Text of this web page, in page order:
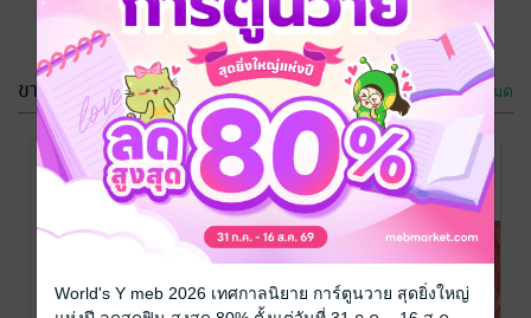
กรุณาเข้าสู่
ระบบก่อน
เมื่อนางร้าย
กลายเป็นสตรีโง่
งม
Lynn㋡
นิยายรักจีนโบราณ
ขายดี ดูทั้งหมด
ระบบก่อน
World's Y meb 2026 เทศกาลนิยาย การ์ตูนวาย สุดยิ่งใหญ่